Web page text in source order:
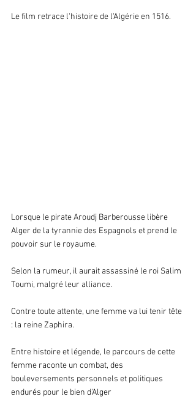
Le film retrace l'histoire de l'Algérie en 1516.
Lorsque le pirate Aroudj Barberousse libère
Alger de la tyrannie des Espagnols et prend le
pouvoir sur le royaume.
Selon la rumeur, il aurait assassiné le roi Salim
Toumi, malgré leur alliance.
Contre toute attente, une femme va lui tenir tête
: la reine Zaphira.
Entre histoire et légende, le parcours de cette
femme raconte un combat, des
bouleversements personnels et politiques
endurés pour le bien d'Alger